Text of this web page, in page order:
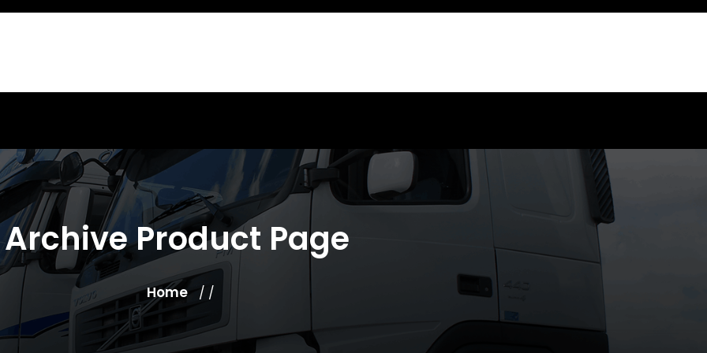
Archive Product Page
Home / /